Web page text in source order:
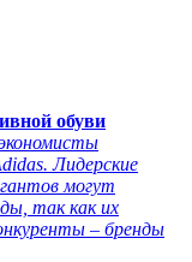
обуви
Лидерские
могут
так как их
– бренды